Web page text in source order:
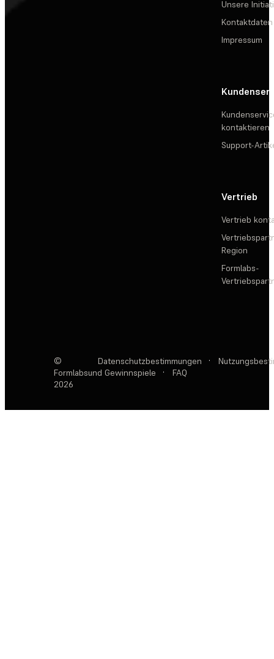
Unsere
Kontaktdaten
Impressum
kontaktieren
Support-
Vertrieb
Vertrieb
Region
Formlabs-
©
Formlabs
2026
Datenschutzbestimmungen ·
und Gewinnspiele
· FAQ